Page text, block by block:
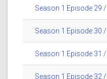
Season 1 Episode 29
Season 1 Episode 30
Season 1 Episode 31
Season 1 Episode 32